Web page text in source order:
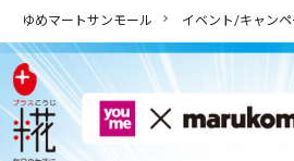
ゆめマートサンモール イベント/キャンペ